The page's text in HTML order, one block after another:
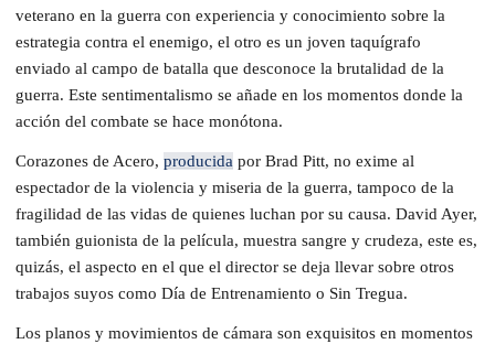
veterano en la guerra con experiencia y conocimiento sobre la
estrategia contra el enemigo, el otro es un joven taquígrafo
enviado al campo de batalla que desconoce la brutalidad de la
guerra. Este sentimentalismo se añade en los momentos donde la
acción del combate se hace monótona.
Corazones de Acero, producida por Brad Pitt, no exime al
espectador de la violencia y miseria de la guerra, tampoco de la
fragilidad de las vidas de quienes luchan por su causa. David Ayer,
también guionista de la película, muestra sangre y crudeza, este es,
quizás, el aspecto en el que el director se deja llevar sobre otros
trabajos suyos como Día de Entrenamiento o Sin Tregua.
Los planos y movimientos de cámara son exquisitos en momentos